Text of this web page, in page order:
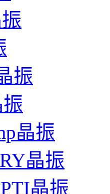
振
晶振
晶振
晶振